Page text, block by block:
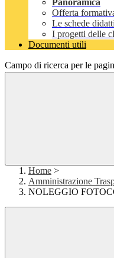
Panoramica
Offerta
Le schede
I progetti delle
Documenti utili
Campo di ricerca per le
Home >
Amministrazione
NOLEGGIO